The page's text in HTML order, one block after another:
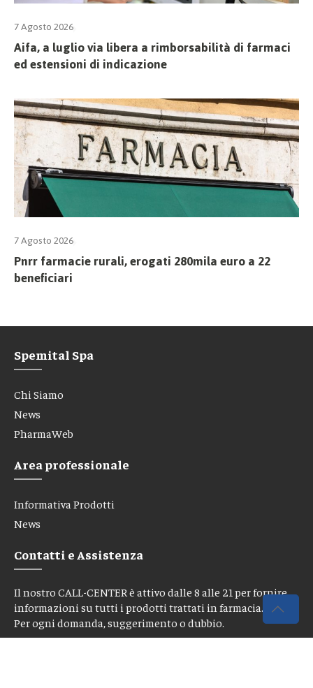
7 Agosto 2026
Aifa, a luglio via libera a rimborsabilità di farmaci
ed estensioni di indicazione
7 Agosto 2026
Pnrr farmacie rurali, erogati 280mila euro a 22
beneficiari
Spemital Spa
Chi Siamo
News
PharmaWeb
Area professionale
Informativa Prodotti
News
Contatti e Assistenza
Il nostro CALL-CENTER è attivo dalle 8 alle 21 per fornire
informazioni su tutti i prodotti trattati in farmacia.
Per ogni domanda, suggerimento o dubbio.